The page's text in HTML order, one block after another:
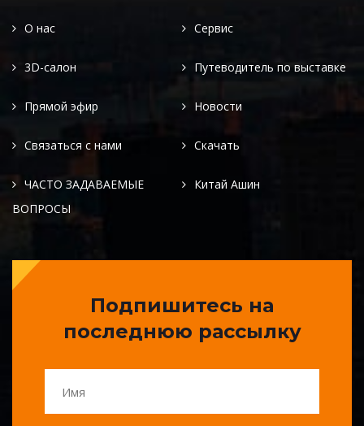
О нас Сервис
3D-салон Путеводитель по выставке
Прямой эфир Новости
Связаться с нами Скачать
ЧАСТО ЗАДАВАЕМЫЕ
ВОПРОСЫ
Китай Ашин
Подпишитесь на
последнюю рассылку